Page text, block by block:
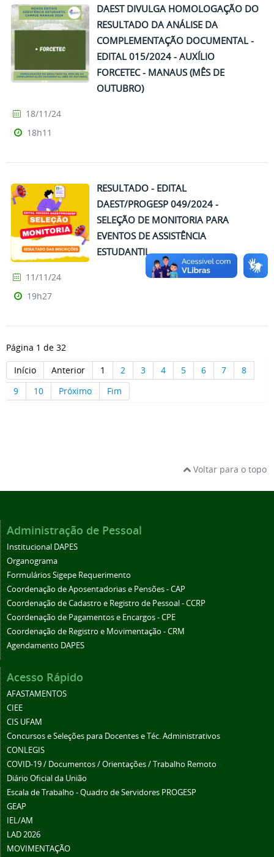
DAEST DIVULGA HOMOLOGAÇÃO DO
RESULTADO DA ANÁLISE DA
COMPLEMENTAÇÃO DOCUMENTAL -
EDITAL 015/2024 - AUXÍLIO
FORCETEC - MANAUS (MÊS DE
OUTUBRO)
18/11/24
18h11
RESULTADO - EDITAL
DAEST/PROGESP 049/2024 -
SELEÇÃO DE MONITORIA PARA
EVENTOS DE ASSISTÊNCIA
ESTUDANTIL
11/11/24
19h27
Página 1 de 32
Início
Anterior 1 2 3 4 5 6 7
8
9
10 Próximo Fim
Voltar para o topo
Administração de Pessoal
Institucional DAPES
Organograma
Formulários Sigepe Requerimento
Coordenação de Aposentadorias e Pensões - CAP
Coordenação de Cadastro e Registro de Pessoal - CCRP
Coordenação de Pagamentos e Encargos - CPE
Coordenação de Registro e Movimentação - CRM
Agendamento DAPES
Acesso Rápido
AFASTAMENTOS
CIEE
CIS UFAM
Concursos e Seleções para Docentes e Téc. Administrativos
CONLEGIS
COVID-19 / Documentos / Orientações / Trabalho Remoto
Diário Oficial da União
Escala de Trabalho - Quadro de Servidores PROGESP
GEAP
IEL/AM
LAD 2026
MOVIMENTAÇÃO